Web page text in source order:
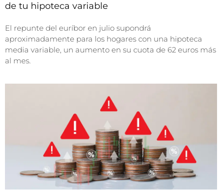
de tu hipoteca variable
El repunte del euríbor en julio supondrá
aproximadamente para los hogares con una hipoteca
media variable, un aumento en su cuota de 62 euros más
al mes.